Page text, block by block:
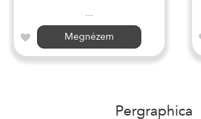
...
Megnézem
Pergraphica